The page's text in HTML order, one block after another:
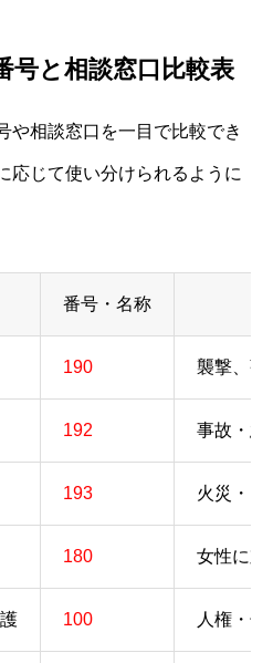
号と相談窓口比較表
や相談窓口を一目で比較でき
応じて使い分けられるように
番号・名称
190 襲撃、強
192 事故・急
193 火災・自
180 女性に対
100 人権・